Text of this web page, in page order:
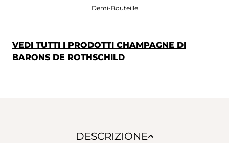
Demi-Bouteille
VEDI TUTTI I PRODOTTI CHAMPAGNE DI
BARONS DE ROTHSCHILD
DESCRIZIONE